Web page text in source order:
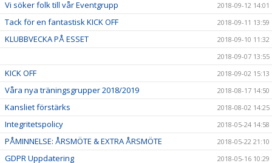
Vi söker folk till vår Eventgrupp 2018-09-12 14:01
Tack för en fantastisk KICK OFF 2018-09-11 13:59
KLUBBVECKA PÅ ESSET
2018-09-10 11:32
2018-09-07 13:55
KICK OFF 2018-09-02 15:13
Våra nya träningsgrupper 2018/2019 2018-08-17 14:50
Kansliet förstärks 2018-08-02 14:25
Integritetspolicy 2018-05-24 14:58
PÅMINNELSE: ÅRSMÖTE & EXTRA ÅRSMÖTE 2018-05-22 21:10
GDPR Uppdatering 2018-05-16 10:29